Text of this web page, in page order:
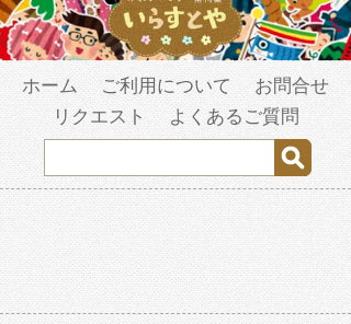
ホーム ご利用について
お問合せ
リクエスト
よくあるご質問